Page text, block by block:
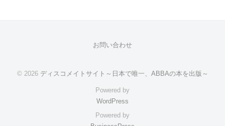
お問い合わせ
© 2026 ディスコメイトサイト～日本で唯一、ABBAの本を出版～
Powered by
WordPress
Powered by